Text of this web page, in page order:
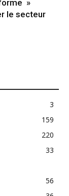
»
le secteur
3
159
220
33
56